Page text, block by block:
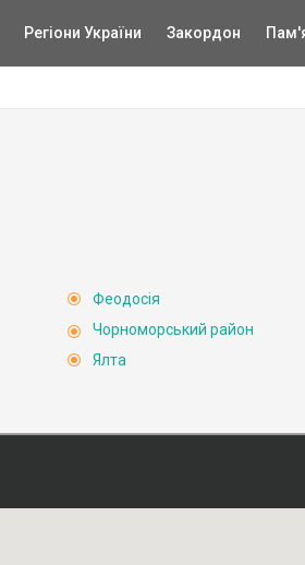
Регіони України Закордон
Феодосія
Чорноморський район
Ялта